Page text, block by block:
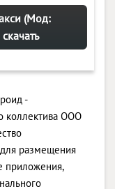
(Мод:
-
коллектива ООО
размещения
приложения,